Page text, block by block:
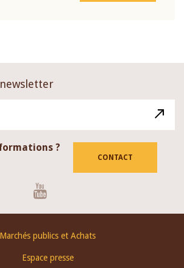
?
CONTACT
Marchés publics et Achats
Espace presse